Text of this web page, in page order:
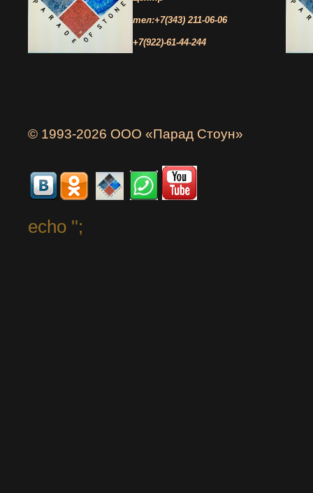
тел:+7(343) 211-06-06
+7(922)-61-44-244
© 1993-2026 ООО «Парад Стоун»
echo '';